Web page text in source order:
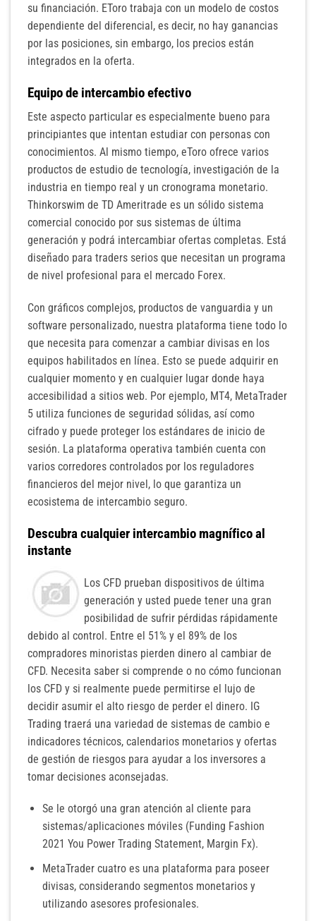
su financiación. EToro trabaja con un modelo de costos
dependiente del diferencial, es decir, no hay ganancias
por las posiciones, sin embargo, los precios están
integrados en la oferta.
Equipo de intercambio efectivo
Este aspecto particular es especialmente bueno para
principiantes que intentan estudiar con personas con
conocimientos. Al mismo tiempo, eToro ofrece varios
productos de estudio de tecnología, investigación de la
industria en tiempo real y un cronograma monetario.
Thinkorswim de TD Ameritrade es un sólido sistema
comercial conocido por sus sistemas de última
generación y podrá intercambiar ofertas completas. Está
diseñado para traders serios que necesitan un programa
de nivel profesional para el mercado Forex.
Con gráficos complejos, productos de vanguardia y un
software personalizado, nuestra plataforma tiene todo lo
que necesita para comenzar a cambiar divisas en los
equipos habilitados en línea. Esto se puede adquirir en
cualquier momento y en cualquier lugar donde haya
accesibilidad a sitios web. Por ejemplo, MT4, MetaTrader
5 utiliza funciones de seguridad sólidas, así como
cifrado y puede proteger los estándares de inicio de
sesión. La plataforma operativa también cuenta con
varios corredores controlados por los reguladores
financieros del mejor nivel, lo que garantiza un
ecosistema de intercambio seguro.
Descubra cualquier intercambio magnífico al
instante
Los CFD prueban dispositivos de última
generación y usted puede tener una gran
posibilidad de sufrir pérdidas rápidamente
debido al control. Entre el 51% y el 89% de los
compradores minoristas pierden dinero al cambiar de
CFD. Necesita saber si comprende o no cómo funcionan
los CFD y si realmente puede permitirse el lujo de
decidir asumir el alto riesgo de perder el dinero. IG
Trading traerá una variedad de sistemas de cambio e
indicadores técnicos, calendarios monetarios y ofertas
de gestión de riesgos para ayudar a los inversores a
tomar decisiones aconsejadas.
Se le otorgó una gran atención al cliente para
sistemas/aplicaciones móviles (Funding Fashion
2021 You Power Trading Statement, Margin Fx).
MetaTrader cuatro es una plataforma para poseer
divisas, considerando segmentos monetarios y
utilizando asesores profesionales.